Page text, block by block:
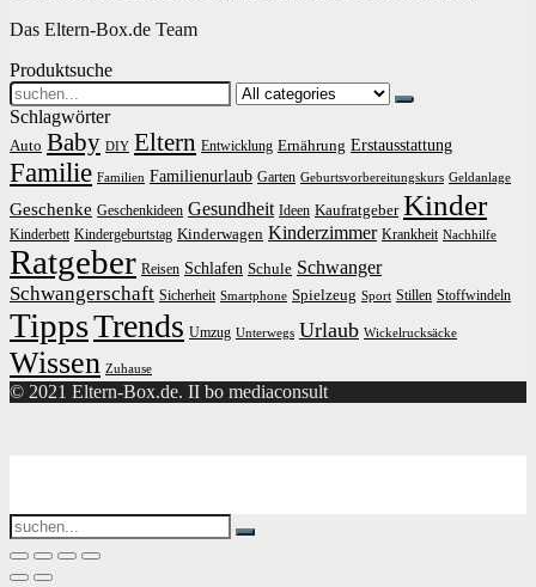
Das Eltern-Box.de Team
Produktsuche
Search
for:
Schlagwörter
Auto Baby DIY Eltern Entwicklung Ernährung Erstausstattung
Familie Familien Familienurlaub Garten Geburtsvorbereitungskurs Geldanlage
Geschenke Geschenkideen Gesundheit Ideen Kaufratgeber Kinder
Kinderbett Kindergeburtstag Kinderwagen Kinderzimmer Krankheit Nachhilfe
Ratgeber Reisen Schlafen Schule Schwanger
Schwangerschaft Sicherheit Smartphone Spielzeug Sport Stillen Stoffwindeln
TippsTrends Umzug Unterwegs Urlaub Wickelrucksäcke
Wissen Zuhause
© 2021 Eltern-Box.de. II bo mediaconsult